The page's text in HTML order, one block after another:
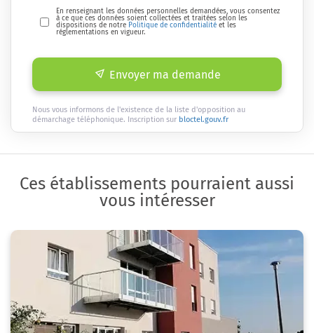
En renseignant les données personnelles demandées, vous consentez
à ce que ces données soient collectées et traitées selon les
dispositions de notre Politique de confidentialité et les
réglementations en vigueur.
Envoyer ma demande
Nous vous informons de l'existence de la liste d'opposition au
démarchage téléphonique. Inscription sur bloctel.gouv.fr
Ces établissements pourraient aussi
vous intéresser